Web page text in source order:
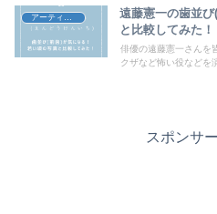
アーティスト
遠藤憲一の歯並
と比較してみた！
俳優の遠藤憲一さんを
クザなど怖い役などを
スポンサ